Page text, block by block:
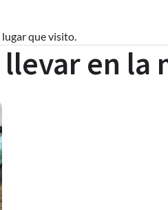
lugar que visito.
llevar en la